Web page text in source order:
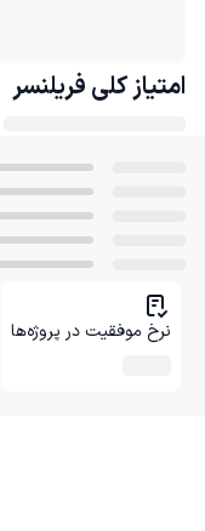
امتیاز کلی فریلنسر
نرخ موفقیت در پروژه‌ها